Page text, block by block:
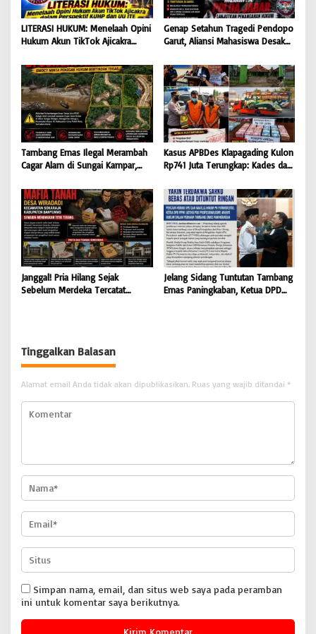
LITERASI HUKUM: Menelaah Opini
Hukum Akun TikTok Ajicakra
ITE
Genap Setahun Tragedi Pendopo
Garut, Aliansi Mahasiswa Desak
Berikan Kepastian Hukum
Tambang Emas Ilegal Merambah
Cagar Alam di Sungai Kampar,
Bertindak Tegas
Kasus APBDes Klapagading Kulon
Rp741 Juta Terungkap: Kades dan
Tersangka
Janggal! Pria Hilang Sejak
Sebelum Merdeka Tercatat
Jelang Sidang Tuntutan Tambang
Emas Paningkaban, Ketua DPD
Tinggalkan Balasan
Alamat email Anda tidak akan dipublikasikan. Ruas yang wajib ditandai *
Simpan nama, email, dan situs web saya pada peramban
ini untuk komentar saya berikutnya.